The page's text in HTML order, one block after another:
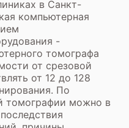
в Санкт-
компьютерная
-
томографа
от срезовой
от 12 до 128
По
томографии можно в